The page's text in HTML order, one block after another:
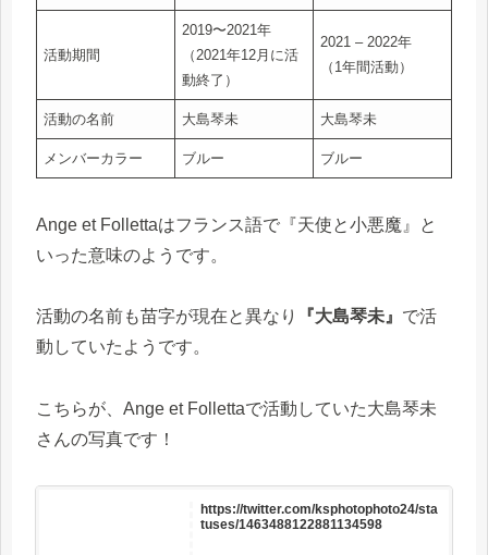
活動期間
2019〜2021年
（2021年12月に活
動終了）
2021 – 2022年
（1年間活動）
活動の名前 大島琴未 大島琴未
メンバーカラー ブルー ブルー
Ange et Follettaはフランス語で『天使と小悪魔』と
いった意味のようです。
活動の名前も苗字が現在と異なり 『大島琴未』 で活
動していたようです。
こちらが、Ange et Follettaで活動していた大島琴未
さんの写真です！
https://twitter.com/ksphotophoto24/sta
tuses/1463488122881134598